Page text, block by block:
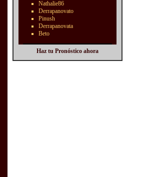
Nathalie86
Derrapanovato
Pinush
Derrapanovata
Beto
Haz tu Pronóstico ahora